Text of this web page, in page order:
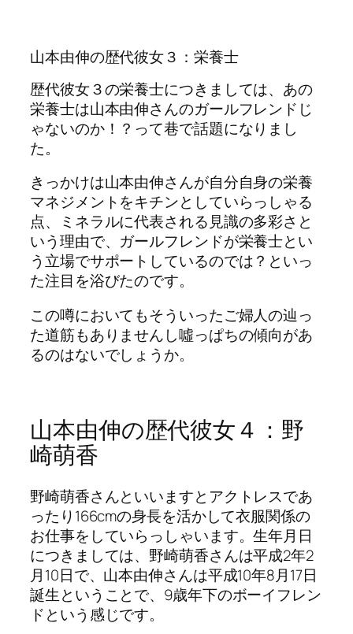
山本由伸の歴代彼女３：栄養士
歴代彼女３の栄養士につきましては、あの
栄養士は山本由伸さんのガールフレンドじ
ゃないのか！？って巷で話題になりまし
た。
きっかけは山本由伸さんが自分自身の栄養
マネジメントをキチンとしていらっしゃる
点、ミネラルに代表される見識の多彩さと
いう理由で、ガールフレンドが栄養士とい
う立場でサポートしているのでは？といっ
た注目を浴びたのです。
この噂においてもそういったご婦人の辿っ
た道筋もありませんし噓っぱちの傾向があ
るのはないでしょうか。
山本由伸の歴代彼女４：野
崎萌香
野崎萌香さんといいますとアクトレスであ
ったり166cmの身長を活かして衣服関係の
お仕事をしていらっしゃいます。生年月日
につきましては、野崎萌香さんは平成2年2
月10日で、山本由伸さんは平成10年8月17日
誕生ということで、9歳年下のボーイフレン
ドという感じです。